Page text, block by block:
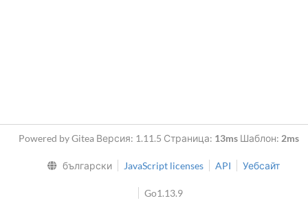
Powered by Gitea Версия: 1.11.5 Страница: 13ms Шаблон: 2ms
български JavaScript licenses API Уебсайт
Go1.13.9